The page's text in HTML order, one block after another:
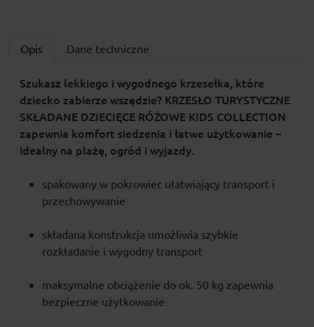
Opis Dane techniczne
Szukasz lekkiego i wygodnego krzesełka, które
dziecko zabierze wszędzie? KRZESŁO TURYSTYCZNE
SKŁADANE DZIECIĘCE RÓŻOWE KIDS COLLECTION
zapewnia komfort siedzenia i łatwe użytkowanie –
idealny na plażę, ogród i wyjazdy.
spakowany w pokrowiec ułatwiający transport i
przechowywanie
składana konstrukcja umożliwia szybkie
rozkładanie i wygodny transport
maksymalne obciążenie do ok. 50 kg zapewnia
bezpieczne użytkowanie